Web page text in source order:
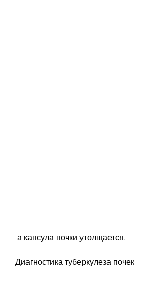
а капсула почки утолщается.
Диагностика туберкулеза почек